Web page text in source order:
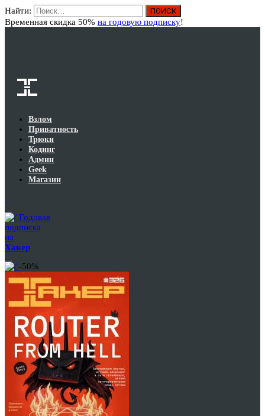
Найти:
Временная скидка 50% на годовую подписку!
Взлом
Приватность
Трюки
Кодинг
Админ
Geek
Магазин
Годовая
подписка
на
Хакер
-50%